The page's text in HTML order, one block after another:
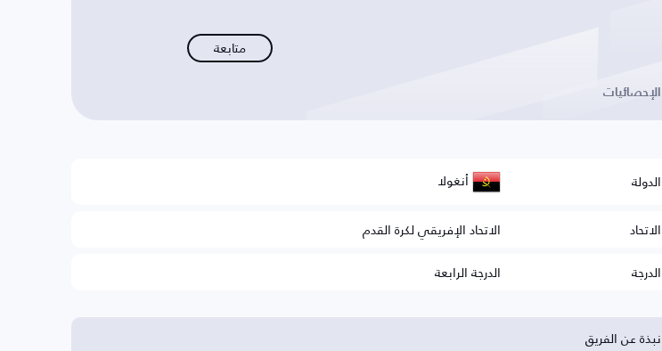
متابعة
الإحصائيات
الدولة أنغولا
الاتحاد
الاتحاد الإفريقي لكرة القدم
الدرجة
الدرجة الرابعة
نبذة عن الفريق